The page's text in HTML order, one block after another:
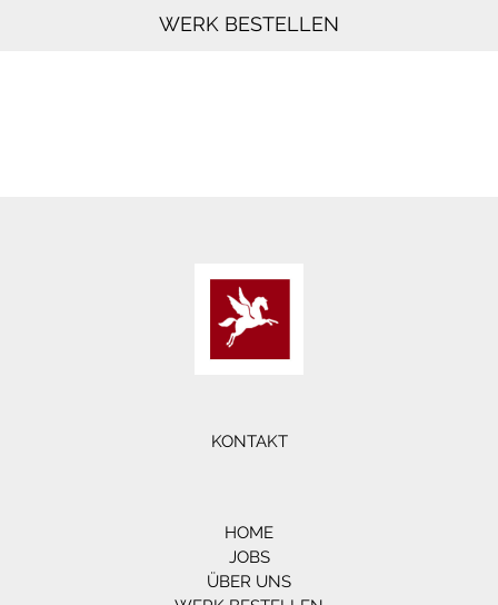
WERK BESTELLEN
KONTAKT
HOME
JOBS
ÜBER UNS